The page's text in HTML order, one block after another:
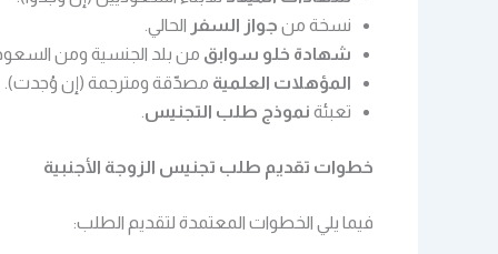
نسخة من جواز السفر الحالي.
شهادة خلو سوابق من بلد الجنسية ومن
المؤهلات العلمية مصدّقة ومترجمة (إن وُجدت).
تعبئة نموذج طلب التجنيس
خطوات تقديم طلب تجنيس الزوجة الأجنبية
فيما يلي الخطوات المعتمدة لتقديم الطلب: